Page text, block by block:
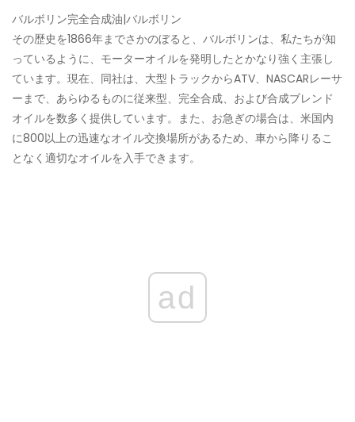
バルボリン完全合成油|バルボリン
その歴史を1866年までさかのぼると、バルボリンは、私たちが知
っているように、モーターオイルを発明したとかなり強く主張し
ています。現在、同社は、大型トラックからATV、NASCARレーサ
ーまで、あらゆるものに従来型、完全合成、および合成ブレンド
オイルを数多く提供しています。また、お急ぎの場合は、米国内
に800以上の迅速なオイル交換場所があるため、車から降りるこ
となく適切なオイルを入手できます。
ad